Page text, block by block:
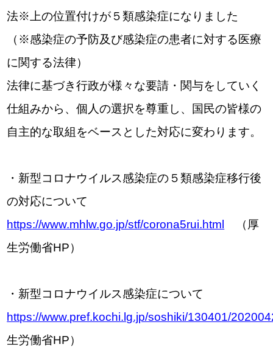
法※上の位置付けが５類感染症になりました
（※感染症の予防及び感染症の患者に対する医療
に関する法律）
法律に基づき行政が様々な要請・関与をしていく
仕組みから、個人の選択を尊重し、国民の皆様の
自主的な取組をベースとした対応に変わります。
・新型コロナウイルス感染症の５類感染症移行後
の対応について
https://www.mhlw.go.jp/stf/corona5rui.html
（厚
生労働省HP）
・新型コロナウイルス感染症について
https://www.pref.kochi.lg.jp/soshiki/130401/
生労働省HP）